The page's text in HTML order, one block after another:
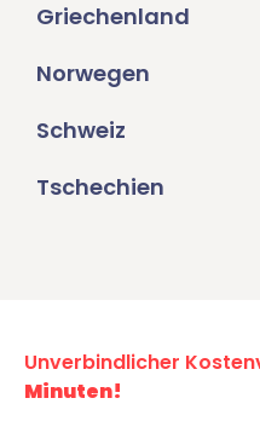
Griechenland
Norwegen
Schweiz
Tschechien
Unverbindlicher
Minuten!